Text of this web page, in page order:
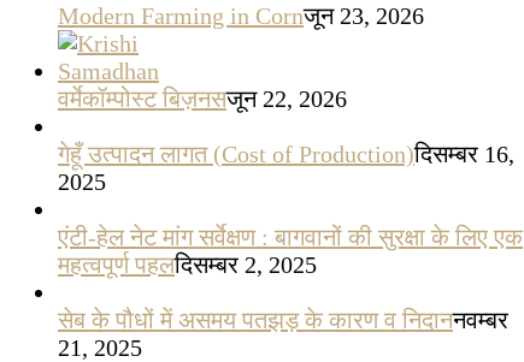
Modern Farming in Cornजून 23, 2026
वर्मेकॉम्पोस्ट बिज़नसजून 22, 2026
गेहूँ उत्पादन लागत (Cost of Production)दिसम्बर 16,
2025
एंटी-हेल नेट मांग सर्वेक्षण : बागवानों की सुरक्षा के लिए एक
महत्वपूर्ण पहलदिसम्बर 2, 2025
सेब के पौधों में असमय पतझड़ के कारण व निदाननवम्बर
21, 2025